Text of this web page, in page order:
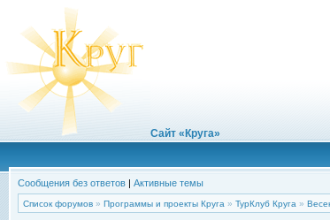
Сайт «Круга»
Сообщения без ответов | Активные темы
Список форумов » Программы и проекты Круга » ТурКлуб Круга »